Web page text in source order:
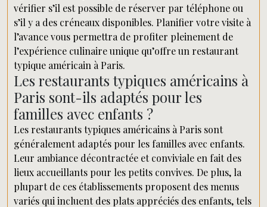
vérifier s’il est possible de réserver par téléphone ou
s’il y a des créneaux disponibles. Planifier votre visite à
l’avance vous permettra de profiter pleinement de
l’expérience culinaire unique qu’offre un restaurant
typique américain à Paris.
Les restaurants typiques américains à
Paris sont-ils adaptés pour les
familles avec enfants ?
Les restaurants typiques américains à Paris sont
généralement adaptés pour les familles avec enfants.
Leur ambiance décontractée et conviviale en fait des
lieux accueillants pour les petits convives. De plus, la
plupart de ces établissements proposent des menus
variés qui incluent des plats appréciés des enfants, tels